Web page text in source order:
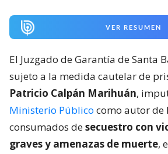
VER RESUMEN
El Juzgado de Garantía de Santa
sujeto a la medida cautelar de
Patricio Calpán Marihuán,
Ministerio Público como autor de
consumados desecuestro con
graves y amenazas de muerte,